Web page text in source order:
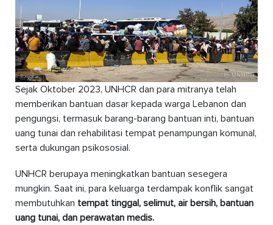
Sejak Oktober 2023, UNHCR dan para mitranya telah
memberikan bantuan dasar kepada warga Lebanon dan
pengungsi, termasuk barang-barang bantuan inti, bantuan
uang tunai dan rehabilitasi tempat penampungan komunal,
serta dukungan psikososial.
UNHCR berupaya meningkatkan bantuan sesegera
mungkin. Saat ini, para keluarga terdampak konflik sangat
membutuhkan tempat tinggal, selimut, air bersih, bantuan
uang tunai, dan perawatan medis.